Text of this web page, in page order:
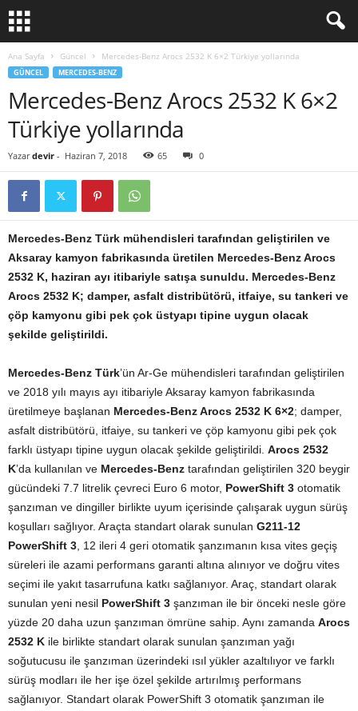
Ana Sayfa Güncel Mercedes-Benz Arocs 2532 K 6×2 Türkiye yollarında
GÜNCEL MERCEDES-BENZ
Mercedes-Benz Arocs 2532 K 6×2
Türkiye yollarında
Yazar devir - Haziran 7, 2018 65 0
Mercedes-Benz Türk mühendisleri tarafından geliştirilen ve
Aksaray kamyon fabrikasında üretilen Mercedes-Benz Arocs
2532 K, haziran ayı itibariyle satışa sunuldu. Mercedes-Benz
Arocs 2532 K; damper, asfalt distribütörü, itfaiye, su tankeri ve
çöp kamyonu gibi pek çok üstyapı tipine uygun olacak
şekilde geliştirildi.
Mercedes-Benz Türk’ün Ar-Ge mühendisleri tarafından geliştirilen
ve 2018 yılı mayıs ayı itibariyle Aksaray kamyon fabrikasında
üretilmeye başlanan Mercedes-Benz Arocs 2532 K 6×2; damper,
asfalt distribütörü, itfaiye, su tankeri ve çöp kamyonu gibi pek çok
farklı üstyapı tipine uygun olacak şekilde geliştirildi. Arocs 2532
K’da kullanılan ve Mercedes-Benz tarafından geliştirilen 320 beygir
gücündeki 7.7 litrelik çevreci Euro 6 motor, PowerShift 3 otomatik
şanzıman ve dingiller birlikte uyum içerisinde çalışarak uygun sürüş
koşulları sağlıyor. Araçta standart olarak sunulan G211-12
PowerShift 3 , 12 ileri 4 geri otomatik şanzımanın kısa vites geçiş
süreleri ile azami performans garanti altına alınıyor ve doğru vites
seçimi ile yakıt tasarrufuna katkı sağlanıyor. Araç, standart olarak
sunulan yeni nesil PowerShift 3 şanzıman ile bir önceki nesle göre
yüzde 20 daha uzun şanzıman ömrüne sahip. Aynı zamanda Arocs
2532 K ile birlikte standart olarak sunulan şanzıman yağı
soğutucusu ile şanzıman üzerindeki ısıl yükler azaltılıyor ve farklı
sürüş modları ile her işe özel şekilde artırılmış performans
sağlanıyor. Standart olarak PowerShift 3 otomatik şanzıman ile